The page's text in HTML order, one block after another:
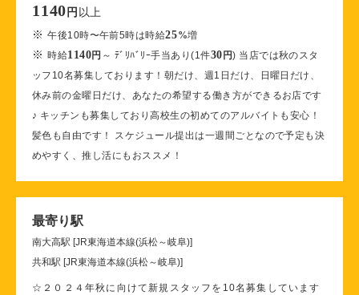
1140 円 以上
※午後10時〜午前5時は時給25%増
※時給1140円 ～ ﾃﾞﾘﾊﾞﾘｰ手当あり(1件30円) 当店では秋のスタ
ッフ10名募集しております！朝だけ、週1日だけ、日曜日だけ、
休み前の金曜日だけ、あなたの希望する働き方ができるお店です
♪ キッチンも募集しており高校生の初めてのアルバイトも安心！
髪色も自由です！ スケジュール提出は一週間ごとなので予定も決
めやすく、推し活にもおススメ！
最寄り駅
南大高駅 [JR東海道本線(浜松～岐阜)]
共和駅 [JR東海道本線(浜松～岐阜)]
☆２０２４年秋に向けて新規スタッフを10名募集しています